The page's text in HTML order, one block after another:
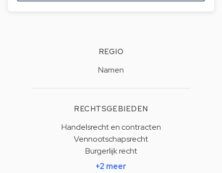
REGIO
Namen
RECHTSGEBIEDEN
Handelsrecht en contracten
Vennootschapsrecht
Burgerlijk recht
+2 meer